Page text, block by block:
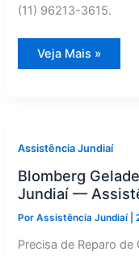
(11) 96213-3615.
Manutenção
Corretiva
em
Cabreúva
Assistência
Jundiaí
Veja Mais »
Assistência Jundiaí
Blomberg
Jundiaí —
PorAssistência Jundiaí |
Precisa de Reparo de